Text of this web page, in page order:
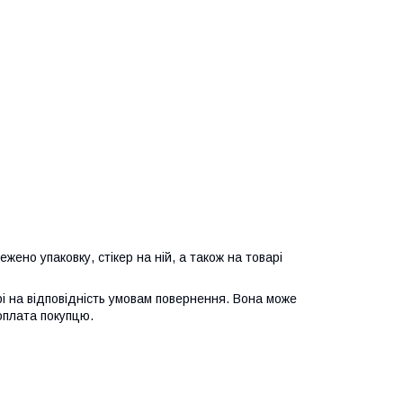
упаковку, стікер на ній, а також на товарі
на відповідність умовам повернення. Вона може
покупцю.